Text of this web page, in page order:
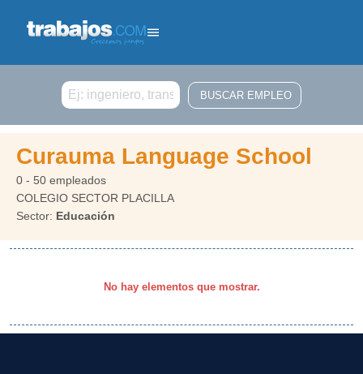
Buscar
Curauma Language School
0 - 50 empleados
COLEGIO SECTOR PLACILLA
Sector: Educación
No hay elementos que mostrar.